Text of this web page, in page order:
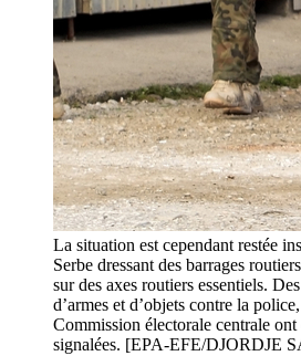
La situation est cependant restée
Serbe dressant des barrages
sur des axes routiers essentiels.
d’armes et d’objets contre la
Commission électorale centrale ont
signalées. [EPA-EFE/DJORDJE